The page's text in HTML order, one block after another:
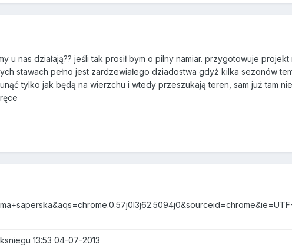
u nas działają?? jeśli tak prosił bym o pilny namiar. przygotowuje
stawach pełno jest zardzewiałego dziadostwa gdyż kilka sezonów
tylko jak będą na wierzchu i wtedy przeszukają teren, sam już tam
13:53 04-07-2013